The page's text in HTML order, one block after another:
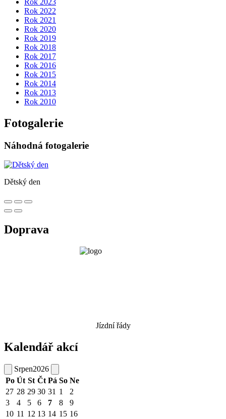
Rok 2023
Rok 2022
Rok 2021
Rok 2020
Rok 2019
Rok 2018
Rok 2017
Rok 2016
Rok 2015
Rok 2014
Rok 2013
Rok 2010
Fotogalerie
Náhodná fotogalerie
Dětský den
Doprava
Jízdní řády
Kalendář akcí
Srpen2026
Po Út St Čt Pá So Ne
27 28 29 30 31 1
2
3
4 5 6 7 8
9
10 11 12 13 14 15 16